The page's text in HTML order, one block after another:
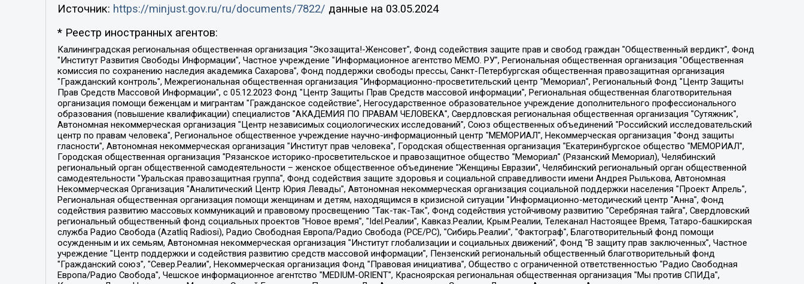
Источник: https://minjust.gov.ru/ru/documents/7822/ данные на 03.05.2024
* Реестр иностранных агентов:
Калининградская региональная общественная организация "Экозащита!-Женсовет", Фонд содействия защите прав и свобод граждан "Общественный вердикт", Фонд "Институт Развития Свободы Информации", Частное учреждение "Информационное агентство МЕМО. РУ", Региональная общественная организация "Общественная комиссия по сохранению наследия академика Сахарова", Фонд поддержки свободы прессы, Санкт-Петербургская общественная правозащитная организация "Гражданский контроль", Межрегиональная общественная организация "Информационно-просветительский центр "Мемориал", Региональный Фонд "Центр Защиты Прав Средств Массовой Информации", с 05.12.2023 Фонд "Центр Защиты Прав Средств массовой информации", Региональная общественная благотворительная организация помощи беженцам и мигрантам "Гражданское содействие", Негосударственное образовательное учреждение дополнительного профессионального образования (повышение квалификации) специалистов "АКАДЕМИЯ ПО ПРАВАМ ЧЕЛОВЕКА", Свердловская региональная общественная организация "Сутяжник", Автономная некоммерческая организация "Центр независимых социологических исследований", Союз общественных объединений "Российский исследовательский центр по правам человека", Региональное общественное учреждение научно-информационный центр "МЕМОРИАЛ", Некоммерческая организация "Фонд защиты гласности", Автономная некоммерческая организация "Институт прав человека", Городская общественная организация "Екатеринбургское общество "МЕМОРИАЛ", Городская общественная организация "Рязанское историко-просветительское и правозащитное общество "Мемориал" (Рязанский Мемориал), Челябинский региональный орган общественной самодеятельности – женское общественное объединение "Женщины Евразии", Челябинский региональный орган общественной самодеятельности "Уральская правозащитная группа", Фонд содействия защите здоровья и социальной справедливости имени Андрея Рылькова, Автономная Некоммерческая Организация "Аналитический Центр Юрия Левады", Автономная некоммерческая организация социальной поддержки населения "Проект Апрель", Региональная общественная организация помощи женщинам и детям, находящимся в кризисной ситуации "Информационно-методический центр "Анна", Фонд содействия развитию массовых коммуникаций и правовому просвещению "Так-так-Так", Фонд содействия устойчивому развитию "Серебряная тайга", Свердловский региональный общественный фонд социальных проектов "Новое время", "Idel.Реалии", Кавказ.Реалии, Крым.Реалии, Телеканал Настоящее Время, Татаро-башкирская служба Радио Свобода (Azatliq Radiosi), Радио Свободная Европа/Радио Свобода (PCE/PC), "Сибирь.Реалии", "Фактограф", Благотворительный фонд помощи осужденным и их семьям, Автономная некоммерческая организация "Институт глобализации и социальных движений", Фонд "В защиту прав заключенных", Частное учреждение "Центр поддержки и содействия развитию средств массовой информации", Пензенский региональный общественный благотворительный фонд "Гражданский союз", "Север.Реалии", Некоммерческая организация Фонд "Правовая инициатива", Общество с ограниченной ответственностью "Радио Свободная Европа/Радио Свобода", Чешское информационное агентство "MEDIUM-ORIENT", Красноярская региональная общественная организация "Мы против СПИДа", Камалягин Денис Николаевич, Маркелов Сергей Евгеньевич, Пономарев Лев Александрович, Савицкая Людмила Алексеевна, Автономная некоммерческая организация "Центр по работе с проблемой насилия "НАСИЛИЮ.НЕТ", Межрегиональный профессиональный союз работников здравоохранения "Альянс врачей", Юридическое лицо, зарегистрированное в Латвийской Республике, SIA "Medusa Project" (регистрационный номер 40103797863, дата регистрации 10.06.2014), Некоммерческая организация "Фонд по борьбе с коррупцией", Автономная некоммерческая организация "Институт права и публичной политики", Баданин Роман Сергеевич, Гликин Максим Александрович, Железнова Мария Михайловна, Лукьянова Юлия Сергеевна, Маетная Елизавета Витальевна, Маняхин Петр Борисович, Чуракова Ольга Владимировна, Ярош Юлия Петровна, Юридическое лицо "The Insider SIA", зарегистрированное в Риге, Латвийская Республика (дата регистрации 26.06.2015), являющееся администратором доменного имени интернет-издания "The Insider SIA", https://theins.ru, Постернак Алексей Евгеньевич, Рубин Михаил Аркадьевич, Анин Роман Александрович, Юридическое лицо Istories fonds, зарегистрированное в Латвийской Республике (регистрационный номер 50008295751, дата регистрации 24.02.2020), Великовский Дмитрий Александрович, Долинина Ирина Николаевна, Мароховская Алеся Алексеевна, Шлейнов Роман Юрьевич, Шмагун Олеся Валентиновна, Общество с ограниченной ответственностью "Альтаир 2021", Общество с ограниченной ответственностью "Вега 2021", Общество с ограниченной ответственностью "Главный редактор 2021", Общество с ограниченной ответственностью "Ромашки монолит", Важенков Артем Валерьевич, Ивановская областная общественная организация "Центр гендерных исследований", Гурман Юрий Альбертович, Медиапроект "ОВД-Инфо", Егоров Владимир Владимирович, Жилинский Владимир Александрович, Общество с ограниченной ответственностью "ЗП", Иванова София Юрьевна, Карезина Инна Павловна, Кильтау Екатерина Викторовна, Петров Алексей Викторович, Пискунов Сергей Евгеньевич, Смирнов Сергей Сергеевич, Тихонов Михаил Сергеевич, Общество с ограниченной ответственностью "ЖУРНАЛИСТ-ИНОСТРАННЫЙ АГЕНТ", Арапова Галина Юрьевна, Вольтская Татьяна Анатольевна, Американская компания "Mason G.E.S. Anonymous Foundation" (США), являющаяся владельцем интернет-издания https://mnews.world/, Компания "Stichting Bellingcat", зарегистрированная в Нидерландах (дата регистрации 11.07.2018), Захаров Андрей Вячеславович, Клепиковская Екатерина Дмитриевна, Общество с ограниченной ответственностью "МЕМО", Перл Роман Александрович, Симонов Евгений Алексеевич, Соловьева Елена Анатольевна, Сотников Даниил Владимирович, Сурначева Елизавета Дмитриевна, Автономная некоммерческая организация по защите прав человека и информированию населения "Якутия – Наше Мнение", Общество с ограниченной ответственностью "Москоу диджитал медиа", с 26.01.2023 Общество с ограниченной ответственностью "Чайка Белые сады", Ветошкина Валерия Валерьевна, Заговора Максим Александрович, Межрегиональное общественное движение "Российская ЛГБТ - сеть", Оленичев Максим Владимирович, Павлов Иван Юрьевич, Скворцова Елена Сергеевна, Общество с ограниченной ответственностью "Как бы инагент", Кочетков Игорь Викторович, Общество с ограниченной ответственностью "Честные выборы", Еланчик Олег Александрович, Общество с ограниченной ответственностью "Нобелевский призыв", Гималова Регина Эмилевна, Григорьев Андрей Валерьевич, Григорьева Алина Александровна, Ассоциация по содействию защите прав призывников, альтернативнослужащих и военнослужащих "Правозащитная группа "Гражданин.Армия.Право", Хисамова Регина Фаритовна, Автономная некоммерческая организация по реализации социально-правовых программ "Лилит", Дальневосточное общественное движение "Маяк", Санкт-Петербургская ЛГБТ-инициативная группа "Выход", Инициативная группа ЛГБТ+ "Реверс", Алексеев Андрей Викторович, Бекбулатова Таисия Львовна, Беляев Иван Михайлович, Владыкина Елена Сергеевна, Гельман Марат Александрович, Никульшина Вероника Юрьевна, Толоконникова Надежда Андреевна, Шендерович Виктор Анатольевич, Общество с ограниченной ответственностью "Данное сообщение", Общество с ограниченной ответственностью Издательский дом "Новая глава", Айнбиндер Александра Александровна, Московский комьюнити-центр для ЛГБТ+инициатив, Благотворительный фонд развития филантропии, Deutsche Welle (Германия, Kurt-Schumacher-Strasse 3, 53113 Bonn), Борзунова Мария Михайловна, Воробьев Виктор Викторович, Голубева Анна Львовна, Константинова Алла Михайловна, Малкова Ирина Владимировна, Мурадов Мурад Абдулгалимович, Осетинская Елизавета Николаевна, Понасенков Евгений Николаевич, Ганапольский Матвей Юрьевич, Киселев Евгений Алексеевич, Борухович Ирина Григорьевна, Дремин Иван Тимофеевич, Дубровский Дмитрий Викторович, Красноярская региональная общественная организация поддержки и развития альтернативных образовательных технологий и межкультурных коммуникаций "ИНТЕРРА", Маяковская Екатерина Алексеевна, Фейгин Марк Захарович, Филимонов Андрей Викторович, Дзугкоева Регина Николаевна, Доброхотов Роман Александрович, Дудь Юрий Александрович, Елкин Сергей Владимирович, Кругликов Кирилл Игоревич, Сабунаева Мария Леонидовна, Семенов Алексей Владимирович, Шаинян Карен Багратович, Шульман Екатерина Михайловна, Асафьев Артур Валерьевич, Вахштайн Виктор Семенович, Венедиктов Алексей Алексеевич, Лушникова Екатерина Евгеньевна, Волков Леонид Михайлович, Невзоров Александр Глебович, Пархоменко Сергей Борисович, Сироткин Ярослав Николаевич, Кара-Мурза Владимир Владимирович, Баранова Наталья Владимировна, Гозман Леонид Яковлевич, Кагарлицкий Борис Юльевич, Климарев Михаил Валерьевич, Милов Владимир Станиславович, Автономная некоммерческая организация Краснодарский центр современного искусства "Типография", Моргенштерн Алишер Тагирович, Соболь Любовь Эдуардовна, Общество с ограниченной ответственностью "ЛИЗА НОРМ", Каспаров Гарри Кимович, Ходорковский Михаил Борисович, Общество с ограниченной ответственностью "Апрельские тезисы", Данилович Ирина Брониславовна, Кашин Олег Владимирович, Петров Николай Владимирович, Пивоваров Алексей Владимирович, Соколов Михаил Владимирович, Цветкова Юлия Владимировна, Чичваркин Евгений Александрович, Комитет против пыток/Команда против пыток, Общество с ограниченной ответственностью "Первый научный", Общество с ограниченной ответственностью "Вертолет и ко", Белоцерковская Вероника Борисовна, Кац Максим Евгеньевич, Лазарева Татьяна Юрьевна, Шаведдинов Руслан Табризович, Яшин Илья Валерьевич, Общество с ограниченной ответственностью "Иноагент ААВ", Алешковский Дмитрий Петрович, Альбац Евгения Марковна, Быков Дмитрий Львович, Галямина Юлия Евгеньевна, Лойко Сергей Леонидович, Мартынов Кирилл Константинович, Медведев Сергей Александрович, Крашенинников Федор Геннадиевич, Гордеева Катерина Вл